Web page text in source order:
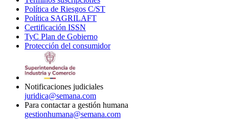
window
in
Política de Riesgos C/ST
Política SAGRILAFT
new
window
Certificación ISSN
in
new
TyC Plan de Gobierno
in
Protección del consumidorOpens
Notificaciones judiciales
juridica@semana.com
Para contactar a gestión humana
gestionhumana@semana.com